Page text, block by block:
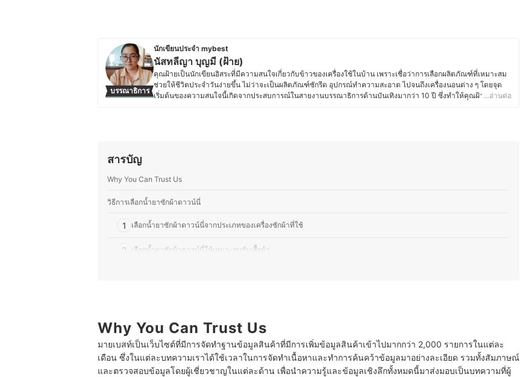
บรรณาธิการ
นักเขียนประจำ mybest
นัสทลีญา บุญมี (ฝ้าย)
คุณฝ้ายเป็นนักเขียนอิสระที่มีความสนใจเกี่ยวกับข้าวของเครื่องใช้ในบ้าน เพราะเชื่อว่าการเลือกผลิตภัณฑ์ที่เหมาะสม
ช่วยให้ชีวิตประจำวันง่ายขึ้น ไม่ว่าจะเป็นผลิตภัณฑ์ซักรีด อุปกรณ์ทำความสะอาด ไปจนถึงเครื่องนอนต่าง ๆ โดยจุด
เริ่มต้นของความสนใจนี้เกิดจากประสบการณ์ในสายงานบรรณาธิการด้านบันเทิงมากว่า 10 ปี ซึ่งทำให้คุณฝ้ายมี…อ่านต่อ
สารบัญ
Why You Can Trust Us
วิธีการเลือกน้ำยาซักผ้าดาวน์นี่
1 เลือกน้ำยาซักผ้าดาวน์นี่จากประเภทของเครื่องซักผ้าที่ใช้
2 เลือกน้ำยาซักผ้าดาวน์นี่ให้เหมาะสมกับเสื้อผ้า
บทส่งท้าย
Why You Can Trust Us
มายเบสท์เป็นเว็บไซต์ที่มีการจัดทำฐานข้อมูลสินค้าที่มีการเพิ่มข้อมูลสินค้าเข้าไปมากกว่า 2,000 รายการในแต่ละ
เดือน ซึ่งในแต่ละบทความเราได้ใช้เวลาในการจัดทำเนื้อหาและทำการค้นคว้าข้อมูลมาอย่างละเอียด รวมทั้งสัมภาษณ์
และตรวจสอบข้อมูลโดยผู้เชี่ยวชาญในแต่ละด้าน เพื่อนำความรู้และข้อมูลเชิงลึกทั้งหมดนี้มาส่งมอบเป็นบทความที่ผู้